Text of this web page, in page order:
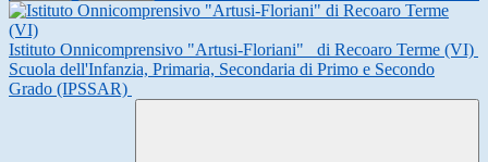
Istituto Onnicomprensivo "Artusi-Floriani"
di Recoaro Terme (VI)
Scuola dell'Infanzia, Primaria, Secondaria di Primo e Secondo
Grado (IPSSAR)